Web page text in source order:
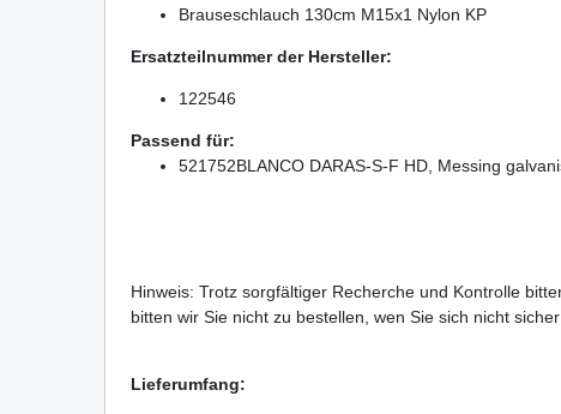
Brauseschlauch 130cm M15x1 Nylon KP
Ersatzteilnummer der Hersteller:
122546
Passend für:
521752BLANCO DARAS-S-F HD, Messing
Hinweis: Trotz sorgfältiger Recherche und Kontrolle
bitten wir Sie nicht zu bestellen, wen Sie sich nicht
Lieferumfang: